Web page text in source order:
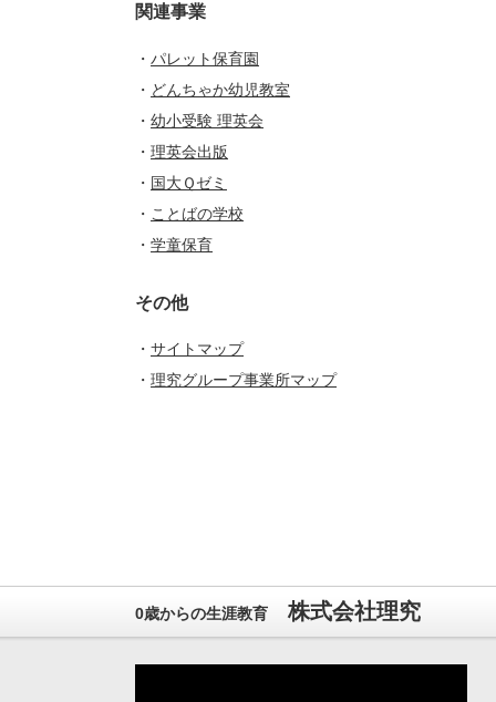
関連事業
・ パレット保育園
・ どんちゃか幼児教室
・ 幼小受験 理英会
・ 理英会出版
・ 国大Ｑゼミ
・ ことばの学校
・ 学童保育
その他
・ サイトマップ
・ 理究グループ事業所マップ
0歳からの生涯教育 株式会社理究